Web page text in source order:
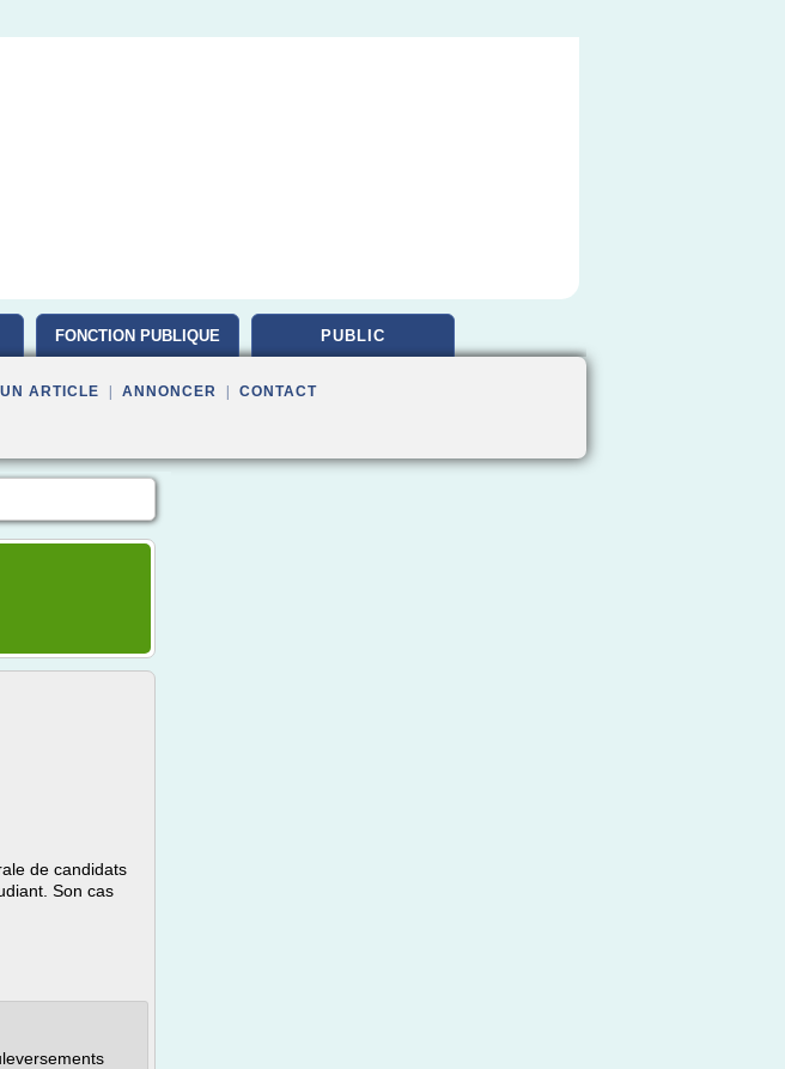
FONCTION PUBLIQUE PUBLIC
UN ARTICLE ANNONCER CONTACT
de candidats
Son cas